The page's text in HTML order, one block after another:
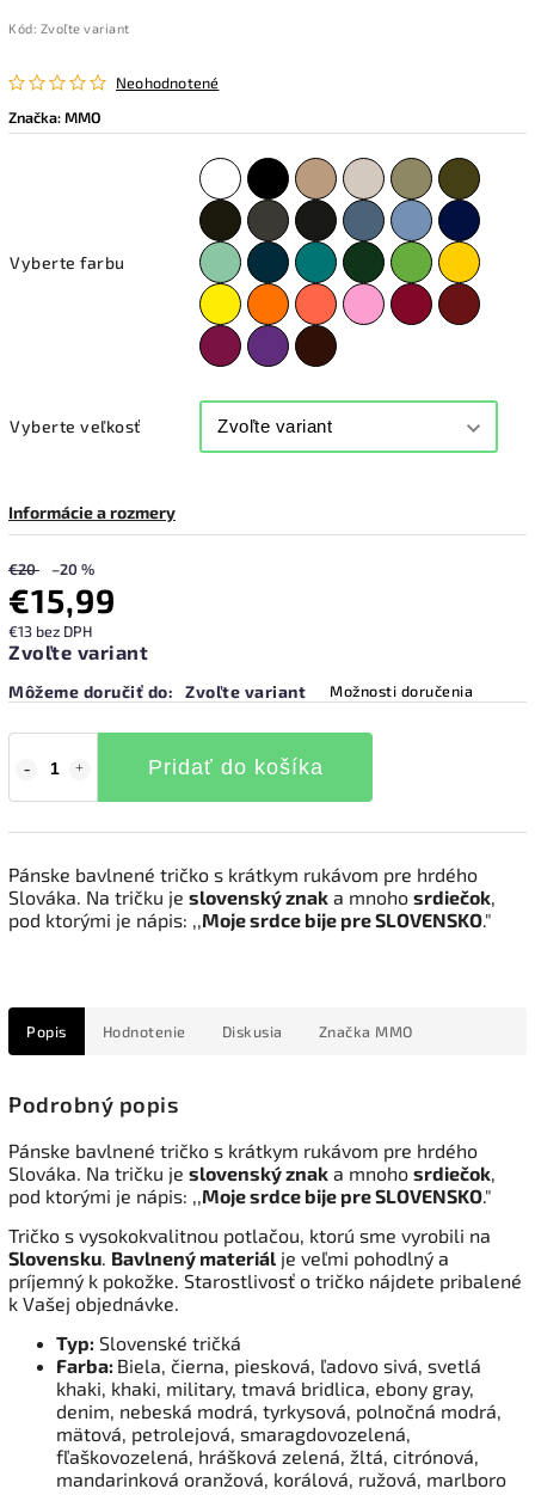
Kód: Zvoľte variant
Neohodnotené
Značka:MMO
Vyberte farbu
Vyberte veľkosť
Informácie a rozmery
€20 –20 %
€15,99
€13 bez DPH
Zvoľte variant
Môžeme doručiť do: Zvoľte variant Možnosti doručenia
Pridať do košíka
Pánske bavlnené tričko s krátkym rukávom pre hrdého
Slováka. Na tričku je slovenský znak a mnoho srdiečok,
pod ktorými je nápis: ,,Moje srdce bije pre SLOVENSKO."
Popis Hodnotenie Diskusia Značka MMO
Podrobný popis
Pánske bavlnené tričko s krátkym rukávom pre hrdého
Slováka. Na tričku je slovenský znak a mnoho srdiečok,
pod ktorými je nápis: ,,Moje srdce bije pre SLOVENSKO."
Tričko s vysokokvalitnou potlačou, ktorú sme vyrobili na
Slovensku. Bavlnený materiál je veľmi pohodlný a
príjemný k pokožke. Starostlivosť o tričko nájdete pribalené
k Vašej objednávke.
Typ: Slovenské tričká
Farba: Biela, čierna, piesková, ľadovo sivá, svetlá
khaki, khaki, military, tmavá bridlica, ebony gray,
denim, nebeská modrá, tyrkysová, polnočná modrá,
mätová, petrolejová, smaragdovozelená,
fľaškovozelená, hrášková zelená, žltá, citrónová,
mandarinková oranžová, korálová, ružová, marlboro